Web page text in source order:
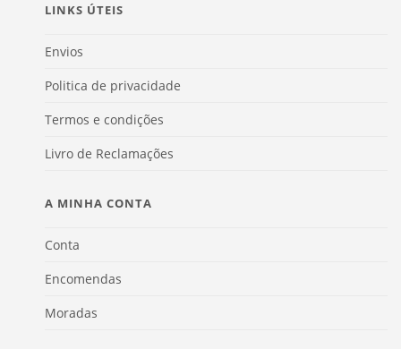
LINKS ÚTEIS
Envios
Politica de privacidade
Termos e condições
Livro de Reclamações
A MINHA CONTA
Conta
Encomendas
Moradas